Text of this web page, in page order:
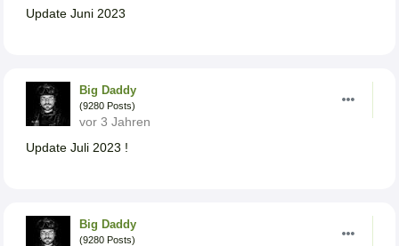
Update Juni 2023
Big Daddy
(9280 Posts)
vor 3 Jahren
Update Juli 2023 !
Big Daddy
(9280 Posts)